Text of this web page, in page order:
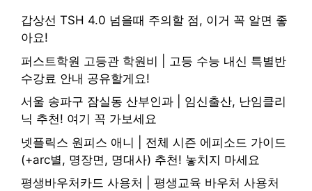
갑상선 TSH 4.0 넘을때 주의할 점, 이거 꼭 알면 좋
아요!
퍼스트학원 고등관 학원비 | 고등 수능 내신 특별반
수강료 안내 공유할게요!
서울 송파구 잠실동 산부인과 | 임신출산, 난임클리
닉 추천! 여기 꼭 가보세요
넷플릭스 원피스 애니 | 전체 시즌 에피소드 가이드
(+arc별, 명장면, 명대사) 추천! 놓치지 마세요
평생바우처카드 사용처 | 평생교육 바우처 사용처